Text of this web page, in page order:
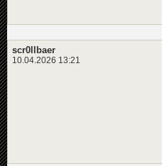
scr0llbaer
10.04.2026 13:21